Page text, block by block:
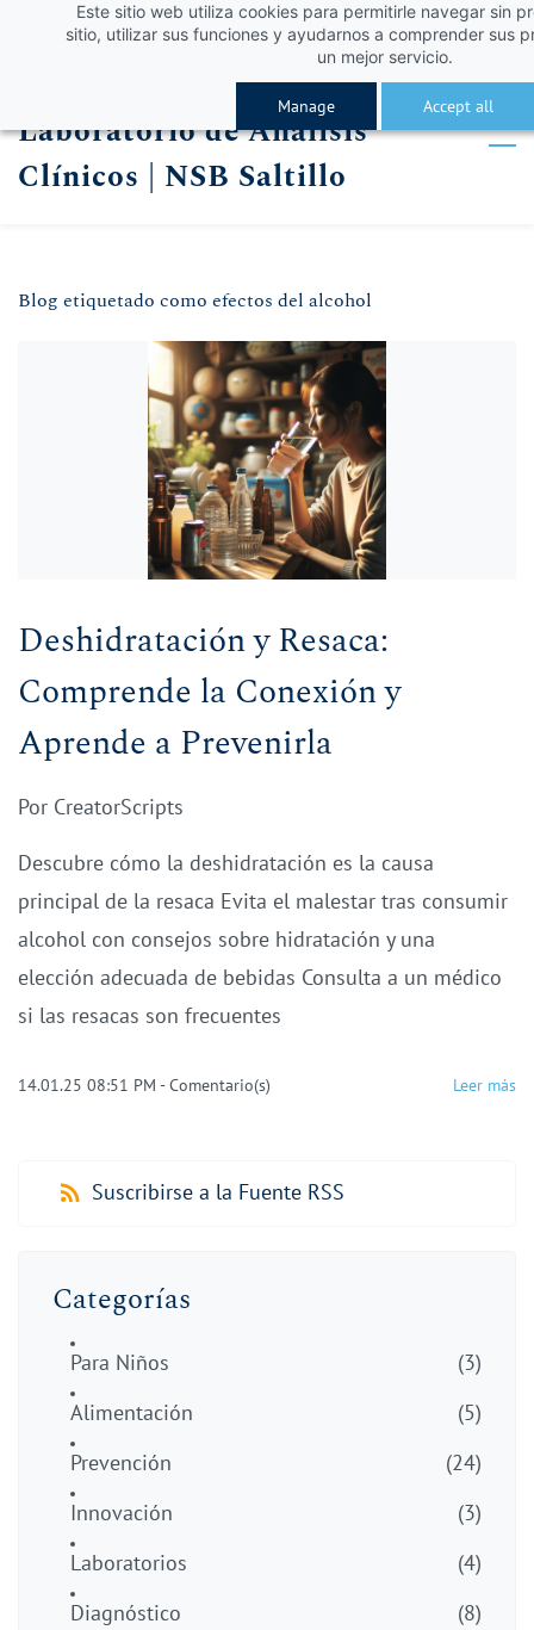
Este sitio web utiliza cookies para permitirle navegar sin
sitio, utilizar sus funciones y ayudarnos a comprender sus
un mejor servicio.
Manage Accept all
content
Iniciar sesión
Registro
Laboratorio de Análisis
Clínicos | NSB Saltillo
Blog etiquetado como efectos del alcohol
Deshidratación y Resaca:
Comprende la Conexión y
Aprende a Prevenirla
Por CreatorScripts
Descubre cómo la deshidratación es la causa
principal de la resaca Evita el malestar tras consumir
alcohol con consejos sobre hidratación y una
elección adecuada de bebidas Consulta a un médico
si las resacas son frecuentes
14.01.25 08:51 PM -Comentario(s) Leer más
Suscribirse a la Fuente RSS
Categorías
Para Niños
(3)
Alimentación
(5)
Prevención
(24)
Innovación
(3)
Laboratorios
(4)
Diagnóstico
(8)
¡Obtén un 10% de descuento con el código